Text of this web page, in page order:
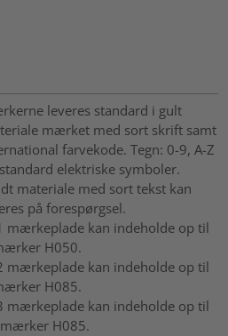
leveres standard i gult
mærket med sort skrift samt
farvekode. Tegn: 0-9, A-Z
elektriske symboler.
materiale med sort tekst kan
på forespørgsel.
mærkeplade kan indeholde op til
H050.
mærkeplade kan indeholde op til
H085.
mærkeplade kan indeholde op til
H085.